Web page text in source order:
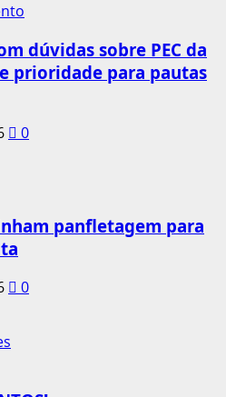
dúvidas sobre PEC da
prioridade para pautas
0
panfletagem para
0